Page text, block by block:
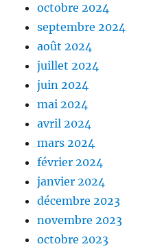
octobre 2024
septembre 2024
août 2024
juillet 2024
juin 2024
mai 2024
avril 2024
mars 2024
février 2024
janvier 2024
décembre 2023
novembre 2023
octobre 2023